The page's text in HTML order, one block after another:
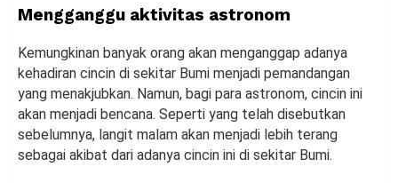
Mengganggu aktivitas astronom
Kemungkinan banyak orang akan menganggap adanya
kehadiran cincin di sekitar Bumi menjadi pemandangan
yang menakjubkan. Namun, bagi para astronom, cincin ini
akan menjadi bencana. Seperti yang telah disebutkan
sebelumnya, langit malam akan menjadi lebih terang
sebagai akibat dari adanya cincin ini di sekitar Bumi.